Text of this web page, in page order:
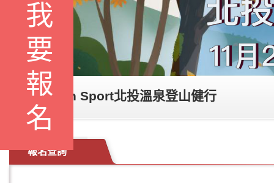
我要報名
2025 Green Sport北投溫泉登山健行
報名查詢